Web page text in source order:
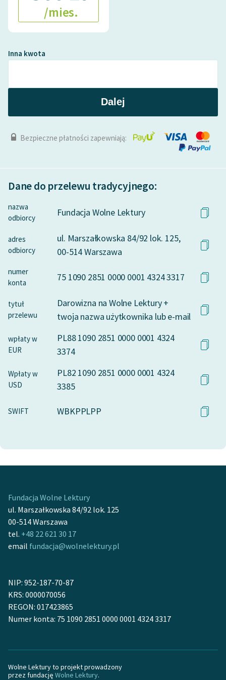
Zasady wykorzystania
Materiały promocyjne
wrażliwych
/mies.
Inna kwota
Dalej
Bezpieczne płatności zapewniają:
Dane do przelewu tradycyjnego:
nazwa
odbiorcy
Fundacja Wolne Lektury
adres
odbiorcy
ul. Marszałkowska 84/92 lok. 125,
00-514 Warszawa
numer
konta
75 1090 2851 0000 0001 4324 3317
tytuł
przelewu
Darowizna na Wolne Lektury +
twoja nazwa użytkownika lub e-mail
wpłaty w
EUR
PL88 1090 2851 0000 0001 4324
3374
Wpłaty w
USD
PL82 1090 2851 0000 0001 4324
3385
SWIFT WBKPPLPP
Fundacja Wolne Lektury
ul. Marszałkowska 84/92 lok. 125
00-514 Warszawa
tel. +48 22 621 30 17
email fundacja@wolnelektury.pl
NIP: 952-187-70-87
KRS: 0000070056
REGON: 017423865
Numer konta: 75 1090 2851 0000 0001 4324 3317
Wolne Lektury to projekt prowadzony
przez fundację Wolne Lektury.